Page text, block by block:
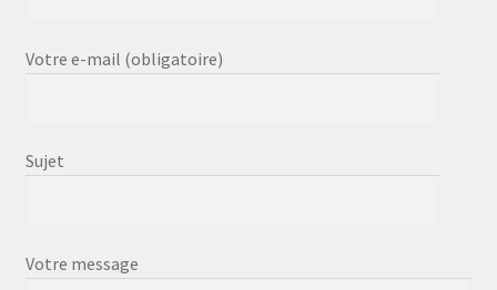
Votre e-mail (obligatoire)
Sujet
Votre message